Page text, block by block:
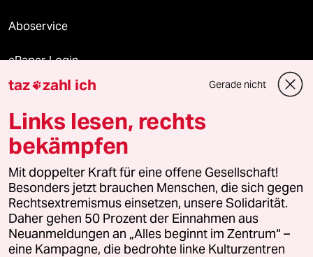
Aboservice
ePaper Login
Downloads für Abonnierende
© 2026 taz Verlags und Vertriebs GmbH
Alle Rechte vorbehalten. Bei rechtlichen Fragen oder für Genehmigungen
wenden Sie sich bitte an
lizenzen@taz.de
Feedback Redaktionsstatut Kommune-Richtlinien
taz zahl ich Gerade nicht
Links lesen, rechts
bekämpfen
Mit doppelter Kraft für eine offene Gesellschaft!
Besonders jetzt brauchen Menschen, die sich gegen
Rechtsextremismus einsetzen, unsere Solidarität.
Daher gehen 50 Prozent der Einnahmen aus
Neuanmeldungen an „Alles beginnt im Zentrum“ –
eine Kampagne, die bedrohte linke Kulturzentren